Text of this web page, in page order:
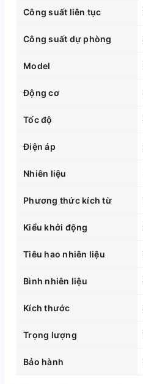
Công suất liên tục
Công suất dự phòng
Model
Động cơ
Tốc độ
Điện áp
Nhiên liệu
Phương thức kích từ
Kiểu khởi động
Tiêu hao nhiên liệu
Bình nhiên liệu
Kích thước
Trọng lượng
Bảo hành